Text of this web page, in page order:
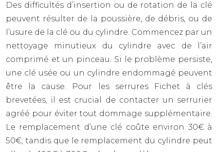
Des difficultés d’insertion ou de rotation de la clé
peuvent résulter de la poussière, de débris, ou de
l’usure de la clé ou du cylindre. Commencez par un
nettoyage minutieux du cylindre avec de l’air
comprimé et un pinceau. Si le problème persiste,
une clé usée ou un cylindre endommagé peuvent
être la cause. Pour les serrures Fichet à clés
brevetées, il est crucial de contacter un serrurier
agréé pour éviter tout dommage supplémentaire.
Le remplacement d’une clé coûte environ 30€ à
50€, tandis que le remplacement du cylindre peut